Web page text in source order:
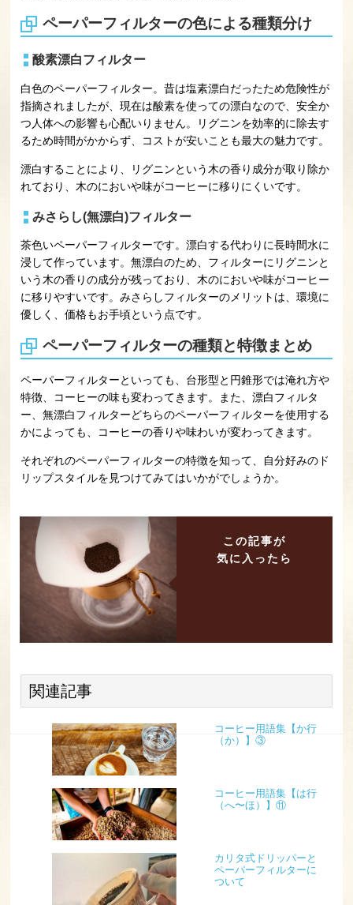
ペーパーフィルターの色による種類分け
酸素漂白フィルター
白色のペーパーフィルター。昔は塩素漂白だったため危険性が
指摘されましたが、現在は酸素を使っての漂白なので、安全か
つ人体への影響も心配いりません。リグニンを効率的に除去す
るため時間がかからず、コストが安いことも最大の魅力です。
漂白することにより、リグニンという木の香り成分が取り除か
れており、木のにおいや味がコーヒーに移りにくいです。
みさらし(無漂白)フィルター
茶色いペーパーフィルターです。漂白する代わりに長時間水に
浸して作っています。無漂白のため、フィルターにリグニンと
いう木の香りの成分が残っており、木のにおいや味がコーヒー
に移りやすいです。みさらしフィルターのメリットは、環境に
優しく、価格もお手頃という点です。
ペーパーフィルターの種類と特徴まとめ
ペーパーフィルターといっても、台形型と円錐形では淹れ方や
特徴、コーヒーの味も変わってきます。また、漂白フィルタ
ー、無漂白フィルターどちらのペーパーフィルターを使用する
かによっても、コーヒーの香りや味わいが変わってきます。
それぞれのペーパーフィルターの特徴を知って、自分好みのド
リップスタイルを見つけてみてはいかがでしょうか。
この記事が
気に入ったら
関連記事
コーヒー用語集【か行
（か）】③
コーヒー用語集【は行
（へ〜ほ）】⑪
カリタ式ドリッパーと
ペーパーフィルターに
ついて